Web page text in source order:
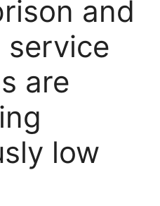
and
are
low